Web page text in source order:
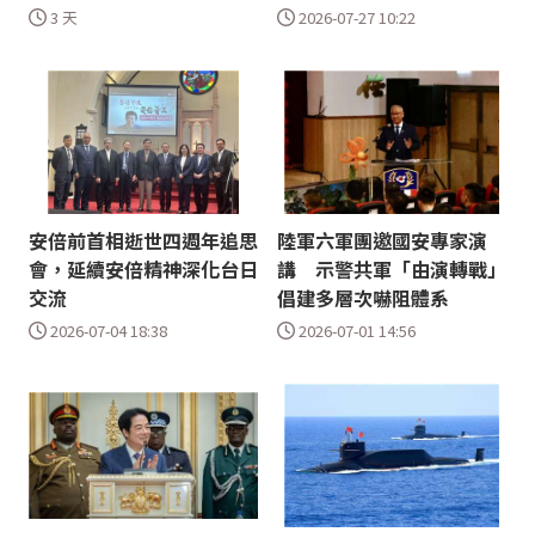
3 天 2026-07-27 10:22
安倍前首相逝世四週年追思
會，延續安倍精神深化台日
交流
2026-07-04 18:38
陸軍六軍團邀國安專家演
講 示警共軍「由演轉戰」
倡建多層次嚇阻體系
2026-07-01 14:56